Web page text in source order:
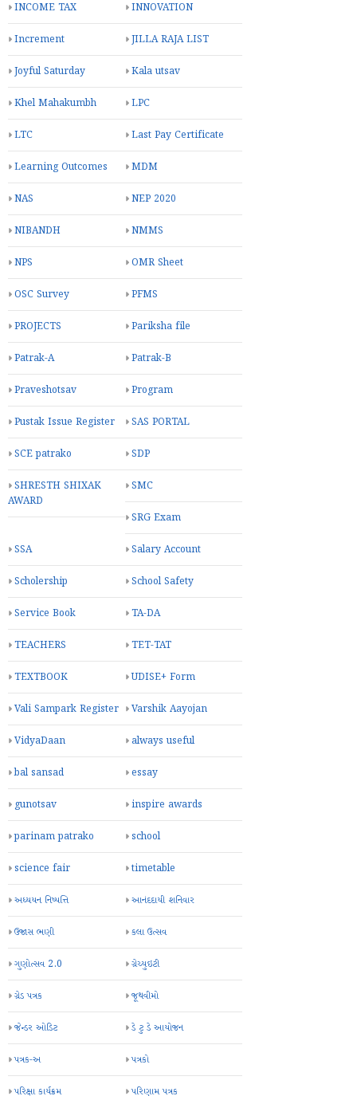
INCOME TAX INNOVATION
Increment JILLA RAJA LIST
Joyful Saturday Kala utsav
Khel Mahakumbh LPC
LTC Last Pay Certificate
Learning Outcomes MDM
NAS NEP 2020
NIBANDH NMMS
NPS OMR Sheet
OSC Survey PFMS
PROJECTS Pariksha file
Patrak-A Patrak-B
Praveshotsav Program
Pustak Issue Register SAS PORTAL
SCE patrako SDP
SHRESTH SHIXAK
AWARD
SMC
SRG Exam
SSA Salary Account
Scholership School Safety
Service Book TA-DA
TEACHERS TET-TAT
TEXTBOOK UDISE+ Form
Vali Sampark Register Varshik Aayojan
VidyaDaan always useful
bal sansad essay
gunotsav inspire awards
parinam patrako school
science fair timetable
અધ્યયન નિષ્પત્તિ આનંદદાયી શનિવાર
ઉજાસ ભણી કલા ઉત્સવ
ગુણોત્સવ 2.0 ગ્રેચ્યુઇટી
ગ્રેડ પત્રક જૂથવીમો
જેન્ડર ઓડિટ ડે ટુ ડે આયોજન
પત્રક-અ પત્રકો
પરિક્ષા કાર્યક્રમ પરિણામ પત્રક